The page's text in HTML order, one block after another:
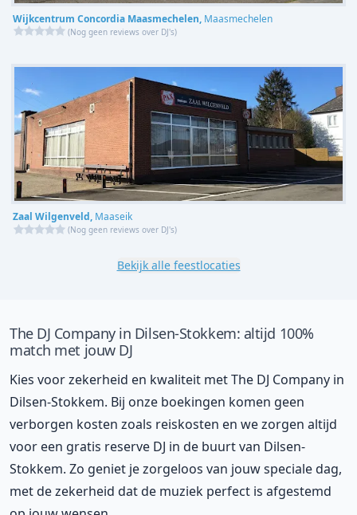
Wijkcentrum Concordia Maasmechelen, Maasmechelen
(Nog geen reviews over DJ's)
Zaal Wilgenveld, Maaseik
(Nog geen reviews over DJ's)
Bekijk alle feestlocaties
The DJ Company in Dilsen-Stokkem: altijd 100%
match met jouw DJ
Kies voor zekerheid en kwaliteit met The DJ Company in
Dilsen-Stokkem. Bij onze boekingen komen geen
verborgen kosten zoals reiskosten en we zorgen altijd
voor een gratis reserve DJ in de buurt van Dilsen-
Stokkem. Zo geniet je zorgeloos van jouw speciale dag,
met de zekerheid dat de muziek perfect is afgestemd